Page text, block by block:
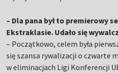
– Dla pana był to premierowy
Ekstraklasie. Udało się
– Początkowo, celem była
się szansa rywalizacji o czwarte
w eliminacjach Ligi Konferencji